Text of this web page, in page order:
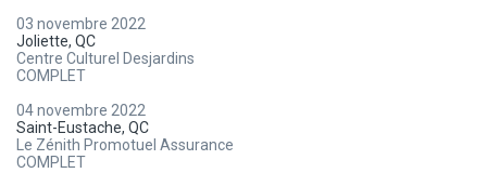
03 novembre 2022
Joliette, QC
Centre Culturel Desjardins
COMPLET
04 novembre 2022
Saint-Eustache, QC
Le Zénith Promotuel Assurance
COMPLET